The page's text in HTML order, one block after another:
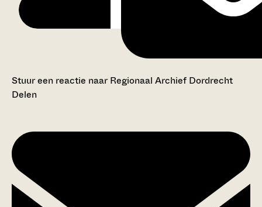
Stuur een reactie naar Regionaal Archief Dordrecht
Delen